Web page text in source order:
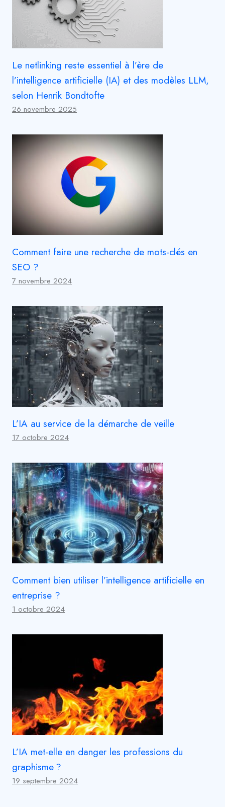
Le netlinking reste essentiel à l’ère de
l’intelligence artificielle (IA) et des modèles LLM,
selon Henrik Bondtofte
26 novembre 2025
Comment faire une recherche de mots-clés en
SEO ?
7 novembre 2024
L’IA au service de la démarche de veille
17 octobre 2024
Comment bien utiliser l’intelligence artificielle en
entreprise ?
1 octobre 2024
L’IA met-elle en danger les professions du
graphisme ?
19 septembre 2024